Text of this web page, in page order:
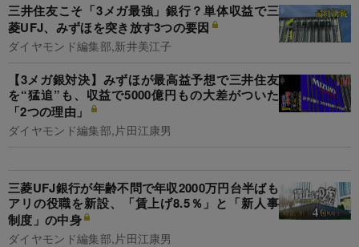
三井住友こそ「3メガ最強」銀行？単体収益で三
菱UFJ、みずほを突き放す3つの要因
ダイヤモンド編集部,新井美江子
【3メガ銀対決】みずほが最高益予想で三井住友
を“猛追”も、収益で5000億円もの大差がついた
「2つの理由」
ダイヤモンド編集部,片田江康男
三菱UFJ銀行が年齢不問で年収2000万円台半ばも
アリの役職を新設、「賃上げ8.5％」と「新人事
制度」の中身
ダイヤモンド編集部,片田江康男